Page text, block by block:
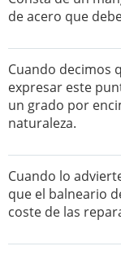
de acero que
Cuando decimos
expresar este
un grado por
naturaleza.
Cuando lo
que el balneario
coste de las